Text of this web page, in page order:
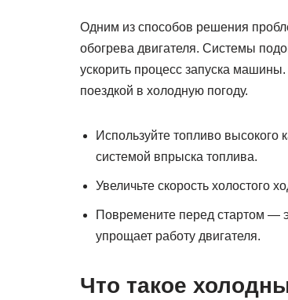
Одним из способов решения
обогрева двигателя. Системы
ускорить процесс запуска
поездкой в холодную погоду.
Используйте топливо
системой впрыска топлива.
Увеличьте скорость холостого
Повремените перед стартом —
упрощает работу двигателя.
Что такое